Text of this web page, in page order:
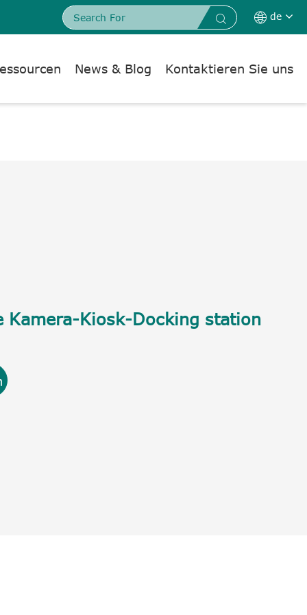
  de
News & Blog Kontaktieren Sie uns
Kamera-Kiosk-Docking station